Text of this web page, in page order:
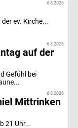
6.8.2026
ev. Kirche...
6.8.2026
auf der
Gefühl bei
6.8.2026
Mittrinken
21 Uhr...